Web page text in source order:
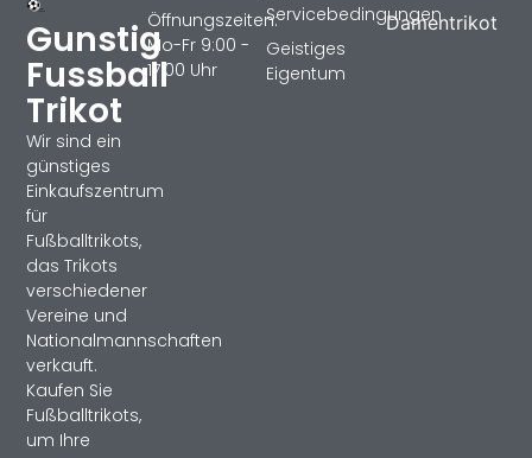
Gunstig
Fussball
Trikot
Wir sind ein
günstiges
Einkaufszentrum
für
Fußballtrikots,
das Trikots
verschiedener
Vereine und
Nationalmannschaften
verkauft.
Kaufen Sie
Fußballtrikots,
um Ihre
Damentrikot
Servicebedingungen
Geistiges
Eigentum
Öffnungszeiten:
Mo-Fr 9:00 -
17:00 Uhr